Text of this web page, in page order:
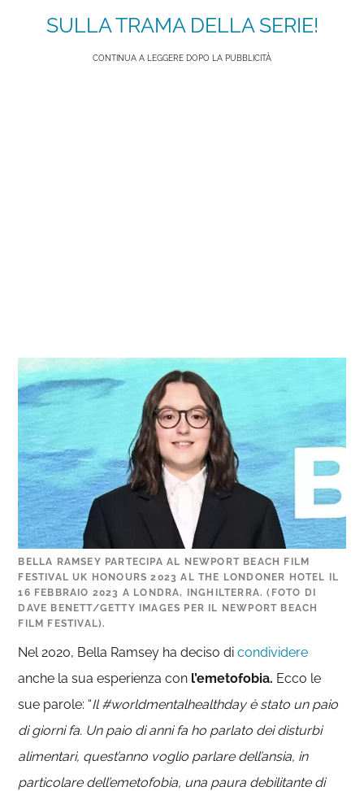
SULLA TRAMA DELLA SERIE!
CONTINUA A LEGGERE DOPO LA PUBBLICITÀ
BELLA RAMSEY PARTECIPA AL NEWPORT BEACH FILM
FESTIVAL UK HONOURS 2023 AL THE LONDONER HOTEL IL
16 FEBBRAIO 2023 A LONDRA, INGHILTERRA. (FOTO DI
DAVE BENETT/GETTY IMAGES PER IL NEWPORT BEACH
FILM FESTIVAL).
Nel 2020, Bella Ramsey ha deciso dicondividere
anche la sua esperienza con l’emetofobia. Ecco le
sue parole: “Il #worldmentalhealthday è stato un paio
di giorni fa. Un paio di anni fa ho parlato dei disturbi
alimentari, quest’anno voglio parlare dell’ansia, in
particolare dell’emetofobia, una paura debilitante di